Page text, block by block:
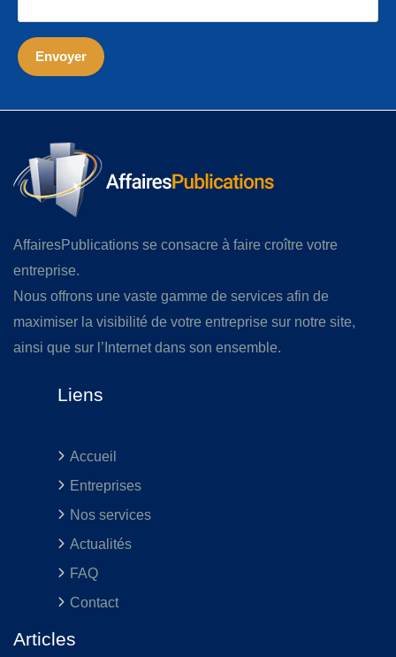
AffairesPublications se consacre à faire croître votre
entreprise.
Nous offrons une vaste gamme de services afin de
maximiser la visibilité de votre entreprise sur notre site,
ainsi que sur l’Internet dans son ensemble.
Liens
Accueil
Entreprises
Nos services
Actualités
FAQ
Contact
Articles